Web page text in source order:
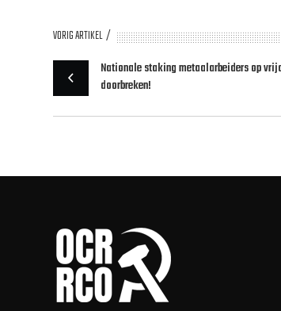
VORIG ARTIKEL
Nationale staking metaalarbeiders op
doorbreken!